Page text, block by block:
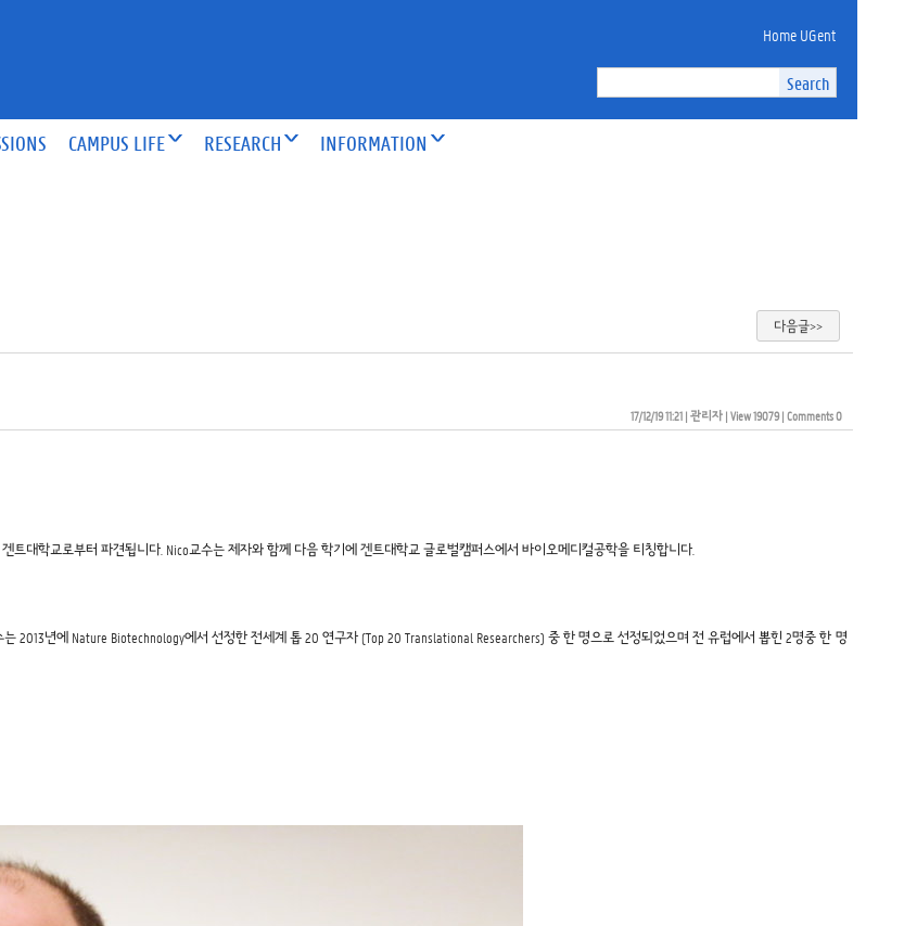
Home UGent
CAMPUS LIFE RESEARCH INFORMATION
다음글>>
17/12/19 11:21| 관리자| View 19079| Comments 0
대학교로부터 파견됩니다. Nico교수는 제자와 함께 다음 학기에 겐트대학교 글로벌캠퍼스에서 바이오메디컬공학을 티칭합니다.
2013년에 Nature Biotechnology에서 선정한 전세계 톱 20 연구자 (Top 20 Translational Researchers) 중 한 명으로 선정되었으며 전 유럽에서 뽑힌 2명중 한 명